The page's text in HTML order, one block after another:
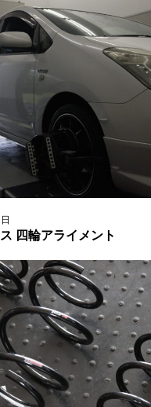
四輪アライメント